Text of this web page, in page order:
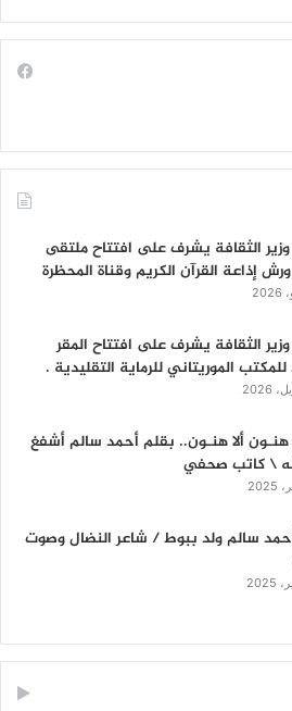
الثقافة يشرف على افتتاح ملتقى
إذاعة القرآن الكريم وقناة المحظرة
الثقافة يشرف على افتتاح المقر
للمكتب الموريتاني للرماية التقليدية .
ألا هنـون.. بقلم أحمد سالم أشفغ
\ كاتب صحفي
سالم ولد ببوط / شاعر النضال وصوت